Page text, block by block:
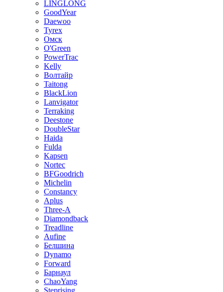
LINGLONG
GoodYear
Daewoo
Tyrex
Омск
O'Green
PowerTrac
Kelly
Волтайр
Taitong
BlackLion
Lanvigator
Terraking
Deestone
DoubleStar
Haida
Fulda
Kapsen
Nortec
BFGoodrich
Michelin
Constancy
Aplus
Three-A
Diamondback
Treadline
Aufine
Белшина
Dynamo
Forward
Барнаул
ChaoYang
Steprising